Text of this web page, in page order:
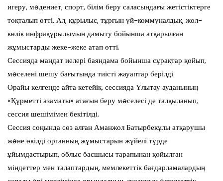
игеру, мəдениет, спорт, білім беру саласындағы жетістіктерге
тоқталып өтті. Ал, құрылыс, тұрғын үй-коммуналдық, жол-
көлік инфрақұрылымын дамыту бойынша атқарылған
жұмыстарды жеке-жеке атап өтті.
Сессияда мандат иелері баяндама бойынша сұрақтар қойып,
мəселені шешу бағытында тиісті жауаптар берілді.
Орайы келгенде айта кетейік, сессияда Ұлытау ауданының
«Құрметті азаматы» атағын беру мəселесі де талқыланып,
сессия шешімімен бекітілді.
Сессия соңында сөз алған Аманжол Батырбекұлы атқарушы
жəне өкілді органның жұмыстарын жүйелі түрде
ұйымдастырып, облыс басшысы тарапынан қойылған
міндеттер мен талаптардың, мемлекеттік бағдарламалардың